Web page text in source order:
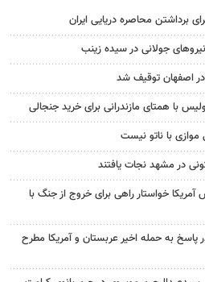
برداشتن محاصره دریایی ایران
جولانی در سیده زینب
با همتای مازندرانی برای خرید جنجالی
موازی با ناتو نیست
خواستار راهی برای خروج از جنگ با
پاسخ به حمله اخیر عربستان و آمریکا مطرح